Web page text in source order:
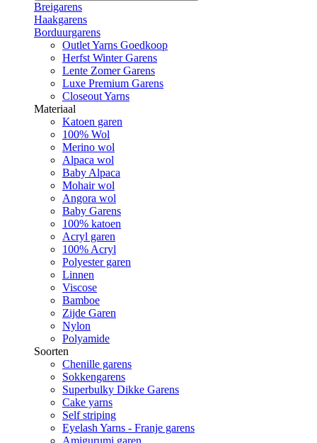
Breigarens
Haakgarens
Borduurgarens
Outlet Yarns Goedkoop
Herfst Winter Garens
Lente Zomer Garens
Luxe Premium Garens
Closeout Yarns
Materiaal
Katoen garen
100% Wol
Merino wol
Alpaca wol
Baby Alpaca
Mohair wol
Angora wol
Baby Garens
100% katoen
Acryl garen
100% Acryl
Polyester garen
Linnen
Viscose
Bamboe
Zijde Garen
Nylon
Polyamide
Soorten
Chenille garens
Sokkengarens
Superbulky Dikke Garens
Cake yarns
Self striping
Eyelash Yarns - Franje garens
Amigurumi garen